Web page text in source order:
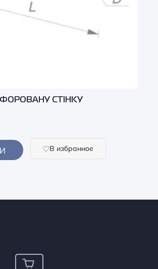
СТІНКУ
В избранное